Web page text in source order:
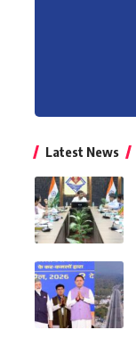
Latest News